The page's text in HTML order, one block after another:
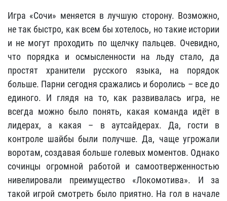
Игра «Сочи» меняется в лучшую сторону. Возможно,
не так быстро, как всем бы хотелось, но такие истории
и не могут проходить по щелчку пальцев. Очевидно,
что порядка и осмысленности на льду стало, да
простят хранители русского языка, на порядок
больше. Парни сегодня сражались и боролись – все до
единого. И глядя на то, как развивалась игра, не
всегда можно было понять, какая команда идёт в
лидерах, а какая – в аутсайдерах. Да, гости в
контроле шайбы были получше. Да, чаще угрожали
воротам, создавая больше голевых моментов. Однако
сочинцы огромной работой и самоотверженностью
нивелировали преимущество «Локомотива». И за
такой игрой смотреть было приятно. На гол в начале